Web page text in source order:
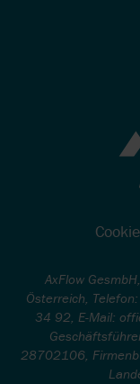
AxFlow
Österreich,
34 92, E-Mail:
28702106,